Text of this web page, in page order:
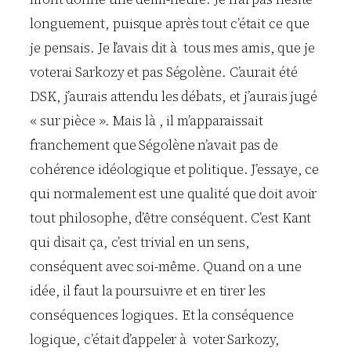
longuement, puisque après tout c’était ce que
je pensais. Je l’avais dit à tous mes amis, que je
voterai Sarkozy et pas Ségolène. C’aurait été
DSK, j’aurais attendu les débats, et j’aurais jugé
« sur pièce ». Mais là , il m’apparaissait
franchement que Ségolène n’avait pas de
cohérence idéologique et politique. J’essaye, ce
qui normalement est une qualité que doit avoir
tout philosophe, d’être conséquent. C’est Kant
qui disait ça, c’est trivial en un sens,
conséquent avec soi-même. Quand on a une
idée, il faut la poursuivre et en tirer les
conséquences logiques. Et la conséquence
logique, c’était d’appeler à voter Sarkozy,